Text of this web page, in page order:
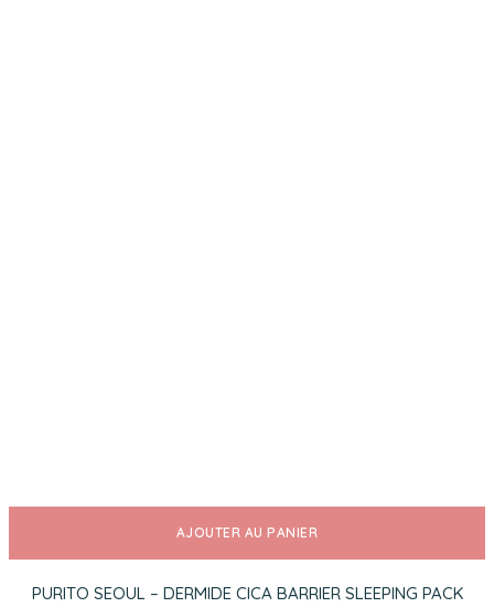
AJOUTER AU PANIER
PURITO SEOUL – DERMIDE CICA BARRIER SLEEPING PACK